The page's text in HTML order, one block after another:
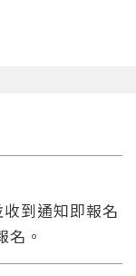
到通知即報名
。